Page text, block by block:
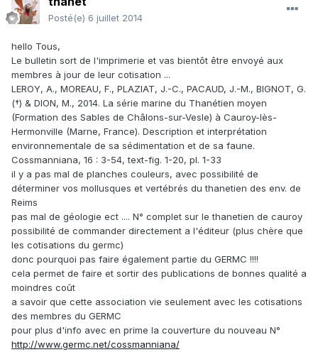
Posté(e) 6 juillet 2014
hello Tous,
Le bulletin sort de l'imprimerie et vas bientôt être envoyé aux
membres à jour de leur cotisation ...
LEROY, A., MOREAU, F., PLAZIAT, J.-C., PACAUD, J.-M., BIGNOT, G.
(†) & DION, M., 2014. La série marine du Thanétien moyen
(Formation des Sables de Châlons-sur-Vesle) à Cauroy-lès-
Hermonville (Marne, France). Description et interprétation
environnementale de sa sédimentation et de sa faune.
Cossmanniana, 16 : 3-54, text-fig. 1-20, pl. 1-33
il y a pas mal de planches couleurs, avec possibilité de
déterminer vos mollusques et vertébrés du thanetien des env. de
Reims
pas mal de géologie ect .... N° complet sur le thanetien de cauroy
possibilité de commander directement a l'éditeur (plus chère que
les cotisations du germc)
donc pourquoi pas faire également partie du GERMC !!!!
cela permet de faire et sortir des publications de bonnes qualité a
moindres coût
a savoir que cette association vie seulement avec les cotisations
des membres du GERMC
pour plus d'info avec en prime la couverture du nouveau N°
http://www.germc.net/cossmanniana/